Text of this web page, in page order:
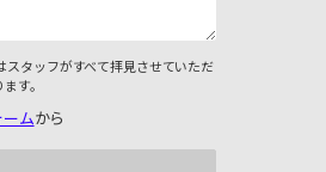
スタッフがすべて拝見させていただ
す。
ムから